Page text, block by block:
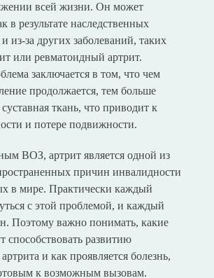
всей жизни. Он может
в результате наследственных
из-за других заболеваний, таких
или ревматоидный артрит.
заключается в том, что чем
продолжается, тем больше
ткань, что приводит к
и потере подвижности.
ВОЗ, артрит является одной из
причин инвалидности
в мире. Практически каждый
с этой проблемой, и каждый
Поэтому важно понимать, какие
способствовать развитию
и как проявляется болезнь,
к возможным вызовам.